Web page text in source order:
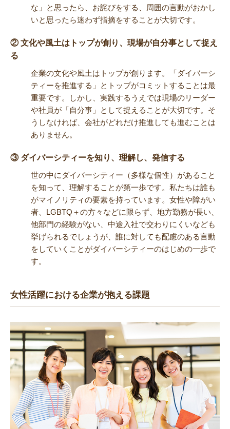
な」と思ったら、お詫びをする、周囲の言動がおかし
いと思ったら迷わず指摘をすることが大切です。
② 文化や風土はトップが創り、現場が自分事として捉え
る
企業の文化や風土はトップが創ります。「ダイバーシ
ティーを推進する」とトップがコミットすることは最
重要です。しかし、実践するうえでは現場のリーダー
や社員が「自分事」として捉えることが大切です。そ
うしなければ、会社がどれだけ推進しても進むことは
ありません。
③ ダイバーシティーを知り、理解し、発信する
世の中にダイバーシティー（多様な個性）があること
を知って、理解することが第一歩です。私たちは誰も
がマイノリティの要素を持っています。女性や障がい
者、LGBTQ＋の方々などに限らず、地方勤務が長い、
他部門の経験がない、中途入社で交わりにくいなども
挙げられるでしょうが、誰に対しても配慮のある言動
をしていくことがダイバーシティーのはじめの一歩で
す。
女性活躍における企業が抱える課題